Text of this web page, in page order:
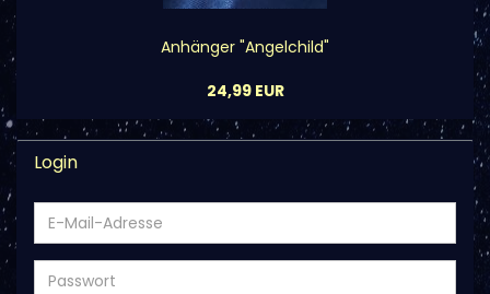
Anhänger "Angelchild"
24,99 EUR
Login
E-
Mail-
Adresse
Passwort